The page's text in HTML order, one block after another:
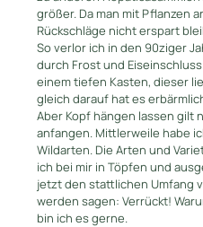
größer. Da man mit Pflanzen
Rückschläge nicht erspart
So verlor ich in den 90ziger
durch Frost und
einem tiefen Kasten, dieser
gleich darauf hat es
Aber Kopf hängen lassen gilt
anfangen. Mittlerweile habe
Wildarten. Die Arten und
ich bei mir in Töpfen und
jetzt den stattlichen Umfang
werden sagen: Verrückt!
bin ich es gerne.